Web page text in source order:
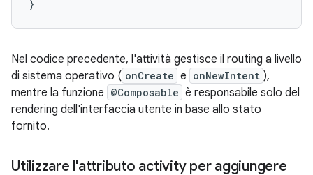
}
Nel codice precedente, l'attività gestisce il routing a livello
di sistema operativo ( onCreate e onNewIntent ),
mentre la funzione @Composable è responsabile solo del
rendering dell'interfaccia utente in base allo stato
fornito.
Utilizzare l'attributo activity per aggiungere